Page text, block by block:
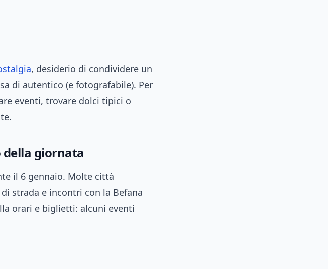
, desiderio di condividere un
di autentico (e fotografabile). Per
eventi, trovare dolci tipici o
della giornata
il 6 gennaio. Molte città
strada e incontri con la Befana
orari e biglietti: alcuni eventi